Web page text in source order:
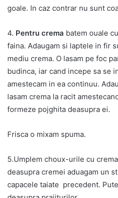
goale. In caz contrar nu sunt
4. Pentru crema batem ouale
faina. Adaugam si laptele in fir
mediu crema. O lasam pe foc
budinca, iar cand incepe sa se
amestecam in ea continuu.
lasam crema la racit
formeze pojghita deasupra ei.
Frisca o mixam spuma.
5.Umplem choux-urile cu
deasupra cremei aduagam un
capacele taiate precedent.